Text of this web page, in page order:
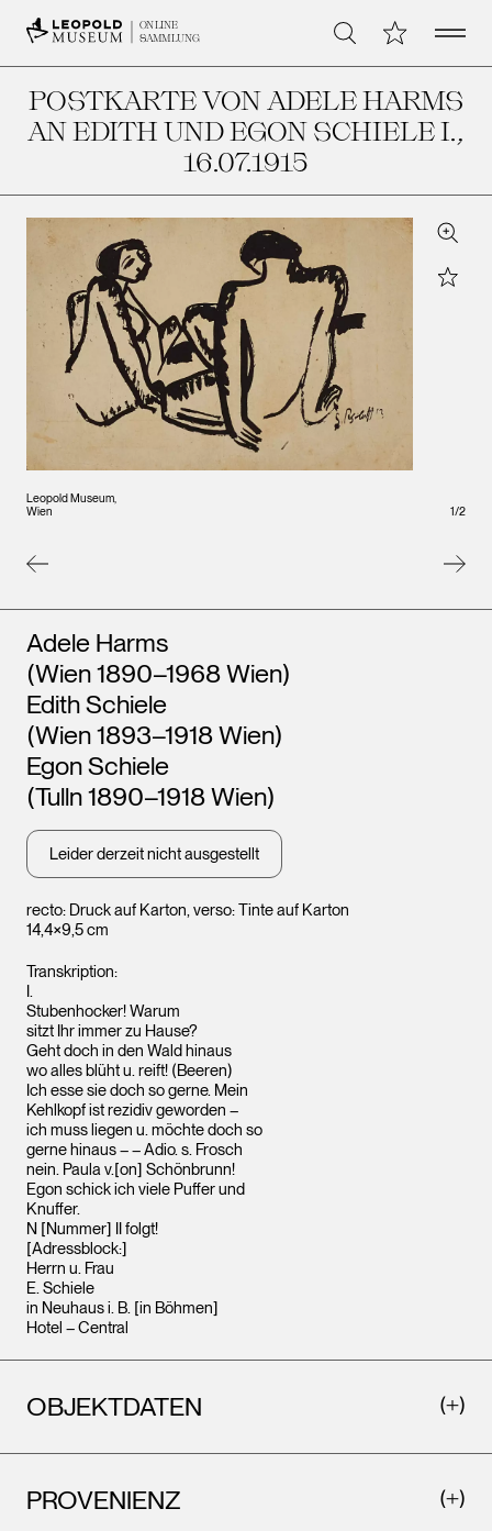
ONLINE
SAMMLUNG
Suche Meine Open
POSTKARTE VON ADELE HARMS
AN EDITH UND EGON SCHIELE I.,
16.07.1915
Leopold Museum,
Wien
Wien
Zoom
Star
1/2
recto: Druck auf Karton, verso: Tinte auf Karton
14,4×9,5 cm
Künstler*innen
Adele Harms
(Wien 1890–1968 Wien)
Edith Schiele
(Wien 1893–1918 Wien)
Egon Schiele
(Tulln 1890–1918 Wien)
Leider derzeit nicht ausgestellt
Transkription:
I.
Stubenhocker! Warum
sitzt Ihr immer zu Hause?
Geht doch in den Wald hinaus
wo alles blüht u. reift! (Beeren)
Ich esse sie doch so gerne. Mein
Kehlkopf ist rezidiv geworden –
ich muss liegen u. möchte doch so
gerne hinaus – – Adio. s. Frosch
nein. Paula v.[on] Schönbrunn!
Egon schick ich viele Puffer und
Knuffer.
N [Nummer] II folgt!
[Adressblock:]
Herrn u. Frau
E. Schiele
in Neuhaus i. B. [in Böhmen]
Hotel – Central
OBJEKTDATEN
PROVENIENZ